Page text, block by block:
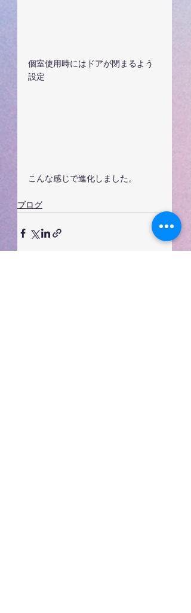
個室使用時にはドアが閉まるよう
設定
こんな感じで進化しました。
ブログ